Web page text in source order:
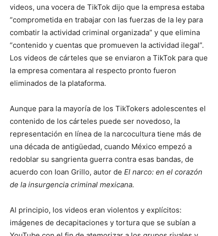
videos, una vocera de TikTok dijo que la empresa estaba
“comprometida en trabajar con las fuerzas de la ley para
combatir la actividad criminal organizada” y que elimina
“contenido y cuentas que promueven la actividad ilegal”.
Los videos de cárteles que se enviaron a TikTok para que
la empresa comentara al respecto pronto fueron
eliminados de la plataforma.
Aunque para la mayoría de los TikTokers adolescentes el
contenido de los cárteles puede ser novedoso, la
representación en línea de la narcocultura tiene más de
una década de antigüedad, cuando México empezó a
redoblar su sangrienta guerra contra esas bandas, de
acuerdo con Ioan Grillo, autor de El narco: en el corazón
de la insurgencia criminal mexicana.
Al principio, los videos eran violentos y explícitos:
imágenes de decapitaciones y tortura que se subían a